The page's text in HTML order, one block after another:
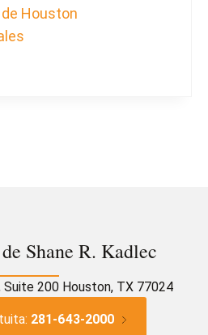
Houston
Shane R. Kadlec
200 Houston, TX 77024
281-643-2000